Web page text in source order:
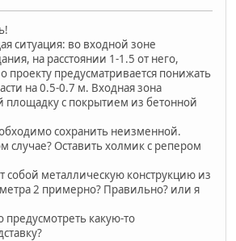
ситуация: во входной зоне
на расстоянии 1-1.5 от него,
проекту предусматривается понижать
на 0.5-0.7 м. Входная зона
площадку с покрытием из бетонной
сохранить неизменной.
случае? Оставить холмик с репером
собой металлическую конструкцию из
2 примерно? Правильно? или я
какую-то